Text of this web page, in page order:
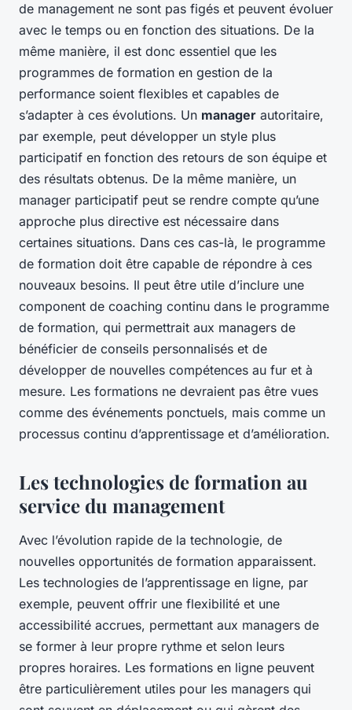
de management ne sont pas figés et peuvent évoluer
avec le temps ou en fonction des situations. De la
même manière, il est donc essentiel que les
programmes de formation en gestion de la
performance soient flexibles et capables de
s’adapter à ces évolutions. Un manager autoritaire,
par exemple, peut développer un style plus
participatif en fonction des retours de son équipe et
des résultats obtenus. De la même manière, un
manager participatif peut se rendre compte qu’une
approche plus directive est nécessaire dans
certaines situations. Dans ces cas-là, le programme
de formation doit être capable de répondre à ces
nouveaux besoins. Il peut être utile d’inclure une
component de coaching continu dans le programme
de formation, qui permettrait aux managers de
bénéficier de conseils personnalisés et de
développer de nouvelles compétences au fur et à
mesure. Les formations ne devraient pas être vues
comme des événements ponctuels, mais comme un
processus continu d’apprentissage et d’amélioration.
Les technologies de formation au
service du management
Avec l’évolution rapide de la technologie, de
nouvelles opportunités de formation apparaissent.
Les technologies de l’apprentissage en ligne, par
exemple, peuvent offrir une flexibilité et une
accessibilité accrues, permettant aux managers de
se former à leur propre rythme et selon leurs
propres horaires. Les formations en ligne peuvent
être particulièrement utiles pour les managers qui